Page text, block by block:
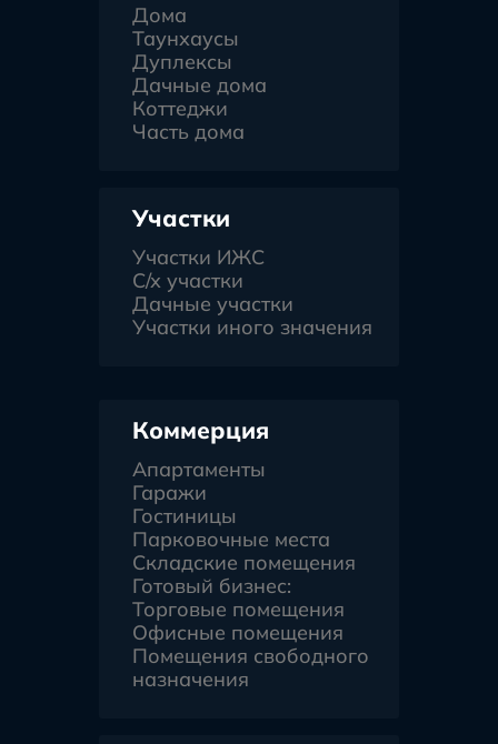
Дома
Таунхаусы
Дуплексы
Дачные дома
Коттеджи
Часть дома
Участки
Участки ИЖС
С/х участки
Дачные участки
Участки иного значения
Коммерция
Апартаменты
Гаражи
Гостиницы
Парковочные места
Складские помещения
Готовый бизнес:
Торговые помещения
Офисные помещения
Помещения свободного
назначения